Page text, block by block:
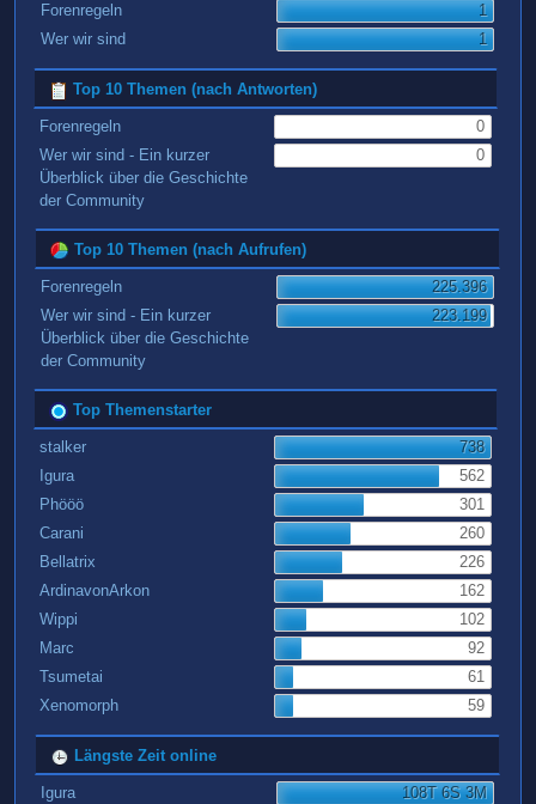
Forenregeln
1
Wer wir sind
1
Top 10 Themen (nach Antworten)
Forenregeln
0
Wer wir sind - Ein kurzer
Überblick über die Geschichte
der Community
0
Top 10 Themen (nach Aufrufen)
Forenregeln
225.396
Wer wir sind - Ein kurzer
Überblick über die Geschichte
der Community
223.199
Top Themenstarter
stalker
738
Igura
562
Phööö
301
Carani
260
Bellatrix
226
ArdinavonArkon
162
Wippi
102
Marc
92
Tsumetai
61
Xenomorph
59
Längste Zeit online
Igura
108T 6S 3M